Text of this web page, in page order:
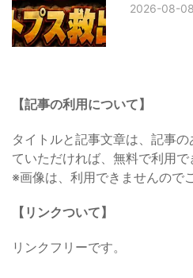
2026-08-
【記事の利用について】
タイトルと記事文章は、記事
ていただければ、無料で利用で
※画像は、利用できませんので
【リンクついて】
リンクフリーです。